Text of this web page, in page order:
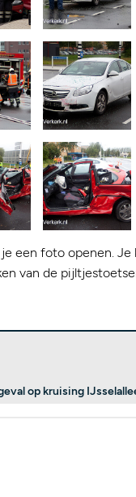
een foto openen.
van de
op kruising